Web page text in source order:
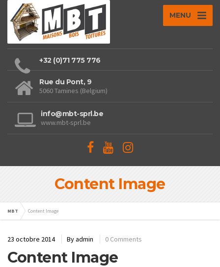
MENU
+32 (0)71 775 776
Rue du Pont, 9
5060 Tamines (Belgium)
info@mbt-sprl.be
www.mbt-sprl.be
Content Image
MBT Content Image
23 octobre 2014 Byadmin 0 Comments
Content Image